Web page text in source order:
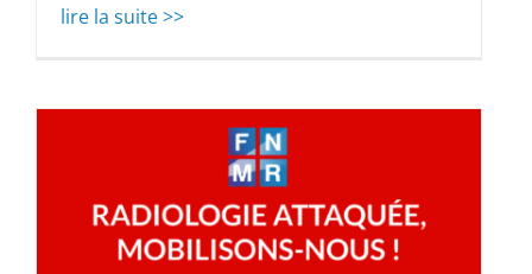
lire la suite >>